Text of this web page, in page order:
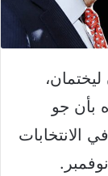
بأن جو
الانتخابات